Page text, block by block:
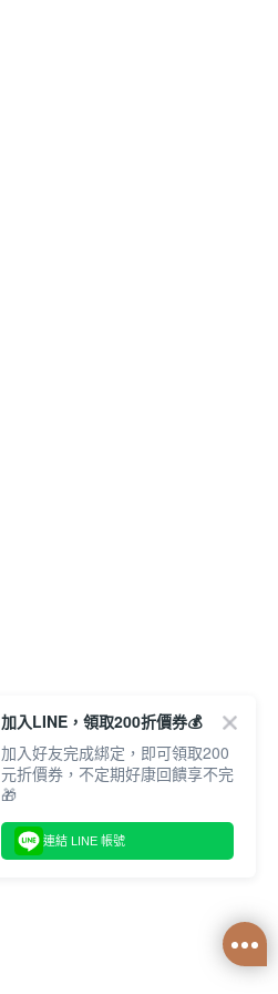
加入LINE，領取200折價券💰
加入好友完成綁定，即可領取200
元折價券，不定期好康回饋享不完
🎁
連結 LINE 帳號